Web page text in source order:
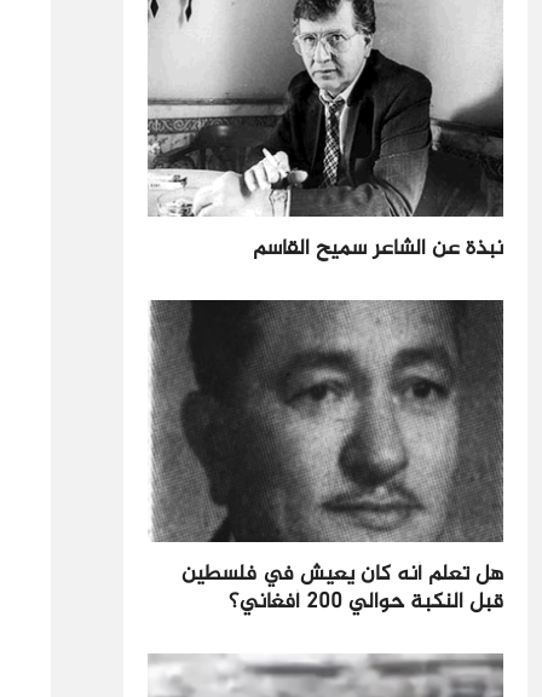
نبذة عن الشاعر سميح القاسم
هل تعلم أنه كان يعيش في فلسطين
قبل النكبة حوالي 200 أفغاني؟